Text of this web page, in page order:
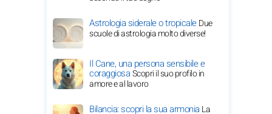
Astrologia siderale o tropicaleDue
scuole di astrologia molto diverse!
Il Cane, una persona sensibile e
coraggiosaScopri il suo profilo in
amore e al lavoro
Bilancia: scopri la sua armonia La